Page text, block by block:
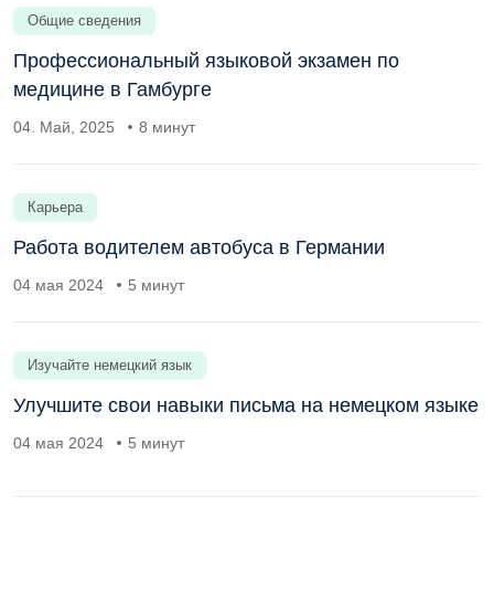
Общие сведения
Профессиональный языковой экзамен по
медицине в Гамбурге
04. Май, 2025 8 минут
Карьера
Работа водителем автобуса в Германии
04 мая 2024 5 минут
Изучайте немецкий язык
Улучшите свои навыки письма на немецком языке
04 мая 2024 5 минут